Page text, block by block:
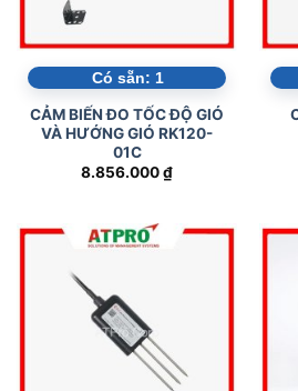
Có sẵn: 1
CẢM BIẾN ĐO TỐC ĐỘ GIÓ
VÀ HƯỚNG GIÓ RK120-
01C
8.856.000₫